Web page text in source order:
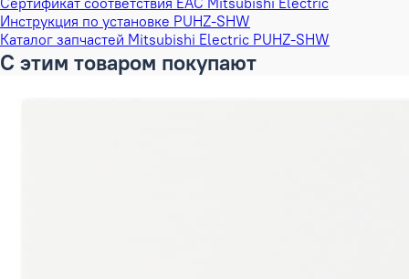
Инструкция по установке PUHZ-SHW
Каталог запчастей Mitsubishi Electric PUHZ-SHW
С этим товаром покупают